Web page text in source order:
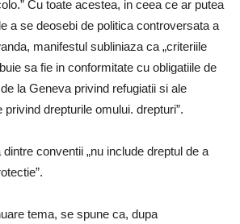
Cu toate acestea, in ceea ce ar putea
a se deosebi de politica controversata a
manifestul subliniaza ca „criteriile
sa fie in conformitate cu obligatiile de
la Geneva privind refugiatii si ale
drepturile omului. drepturi”.
conventii „nu include dreptul de a
tema, se spune ca, dupa